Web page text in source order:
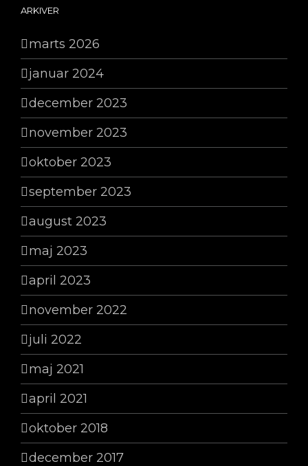
ARKIVER
marts 2026
januar 2024
december 2023
november 2023
oktober 2023
september 2023
august 2023
maj 2023
april 2023
november 2022
juli 2022
maj 2021
april 2021
oktober 2018
december 2017